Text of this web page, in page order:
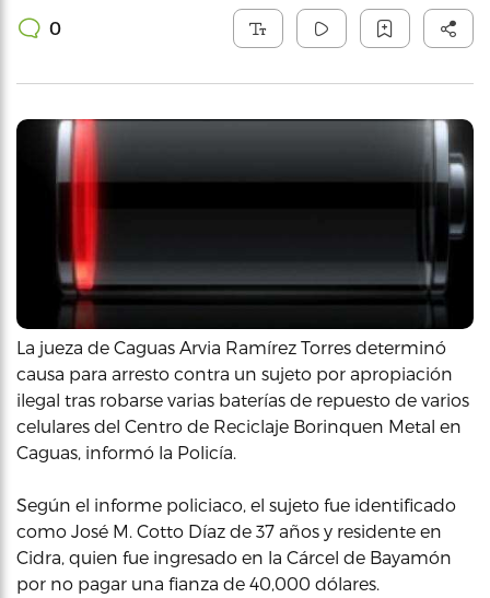
0
La jueza de Caguas Arvia Ramírez Torres determinó
causa para arresto contra un sujeto por apropiación
ilegal tras robarse varias baterías de repuesto de varios
celulares del Centro de Reciclaje Borinquen Metal en
Caguas, informó la Policía.
Según el informe policiaco, el sujeto fue identificado
como José M. Cotto Díaz de 37 años y residente en
Cidra, quien fue ingresado en la Cárcel de Bayamón
por no pagar una fianza de 40,000 dólares.